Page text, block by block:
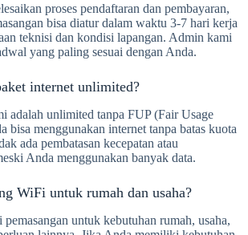
proses pendaftaran dan pembayaran,
bisa diatur dalam waktu 3-7 hari kerja
teknisi dan kondisi lapangan. Admin kami
yang paling sesuai dengan Anda.
internet unlimited?
adalah unlimited tanpa FUP (Fair Usage
bisa menggunakan internet tanpa batas kuota
ada pembatasan kecepatan atau
Anda menggunakan banyak data.
WiFi untuk rumah dan usaha?
untuk kebutuhan rumah, usaha,